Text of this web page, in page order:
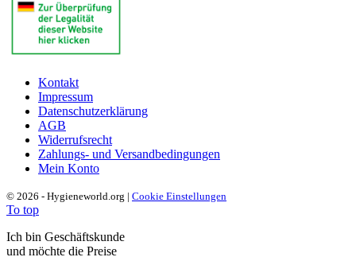
Kontakt
Impressum
Datenschutzerklärung
AGB
Widerrufsrecht
Zahlungs- und Versandbedingungen
Mein Konto
© 2026 - Hygieneworld.org | Cookie Einstellungen
To top
Ich bin Geschäftskunde
und möchte die Preise